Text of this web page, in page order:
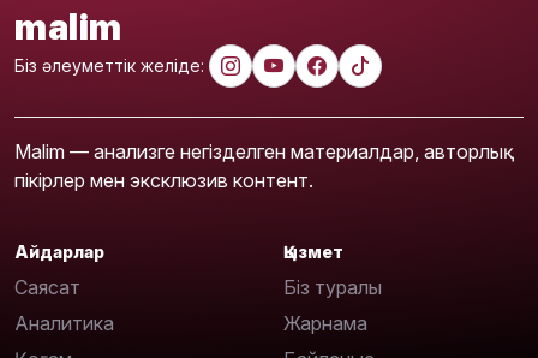
malim
Біз әлеуметтік желіде:
Malim — анализге негізделген материалдар, авторлық
пікірлер мен эксклюзив контент.
Айдарлар
Саясат
Аналитика
Қызмет
Біз туралы
Жарнама